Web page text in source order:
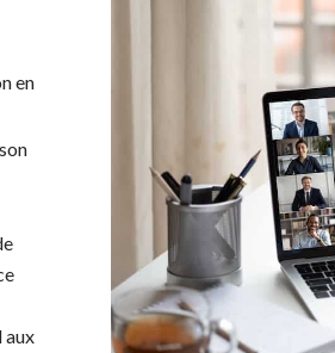
en
aux